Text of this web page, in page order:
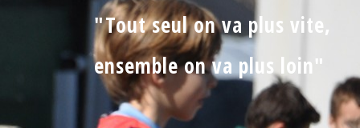
"Tout seul on va plus vite,
ensemble on va plus loin"